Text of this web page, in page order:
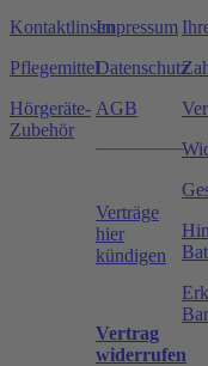
Kontaktlinsen
Pflegemittel
Hörgeräte-
Zubehör
Impressum
Datenschutz
AGB
Verträge
hier
kündigen
Vertrag
widerrufen